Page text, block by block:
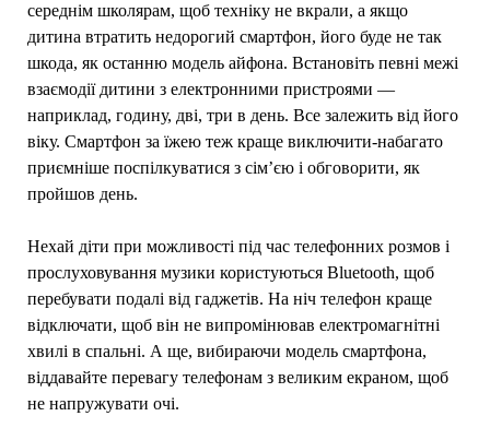
середнім школярам, щоб техніку не вкрали, а якщо
дитина втратить недорогий смартфон, його буде не так
шкода, як останню модель айфона. Встановіть певні межі
взаємодії дитини з електронними пристроями —
наприклад, годину, дві, три в день. Все залежить від його
віку. Смартфон за їжею теж краще виключити-набагато
приємніше поспілкуватися з сім’єю і обговорити, як
пройшов день.
Нехай діти при можливості під час телефонних розмов і
прослуховування музики користуються Bluetooth, щоб
перебувати подалі від гаджетів. На ніч телефон краще
відключати, щоб він не випромінював електромагнітні
хвилі в спальні. А ще, вибираючи модель смартфона,
віддавайте перевагу телефонам з великим екраном, щоб
не напружувати очі.